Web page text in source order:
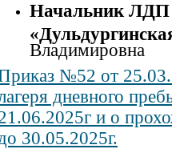
Начальник ЛДП
Владимировна
№52 от
дневного
и о
30.05.2025г.